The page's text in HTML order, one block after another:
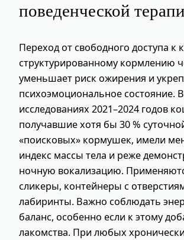
поведенческой
Переход от свободного доступа к
структурированному кормлению
уменьшает риск ожирения и
психоэмоциональное состояние. В
исследованиях 2021–2024 годов
получавшие хотя бы 30 %
«поисковых» кормушек, имели
индекс массы тела и реже
ночную вокализацию.
сликеры, контейнеры с
лабиринты. Важно соблюдать
баланс, особенно если к этому
лакомства. При любых